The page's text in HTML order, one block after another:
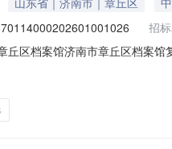
招
丘区档案馆济南市章丘区档案
南诺川电子科技有限公司